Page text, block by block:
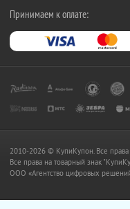
Принимаем к оплате:
2010-2026 © КупиКупон. Все
Все права на товарный знак
OOO «Агентство цифровых